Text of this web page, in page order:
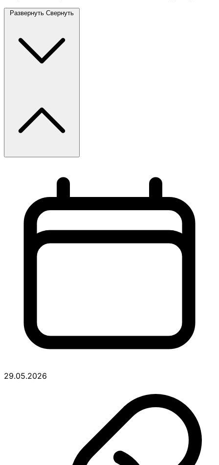
Развернуть Свернуть
29.05.2026